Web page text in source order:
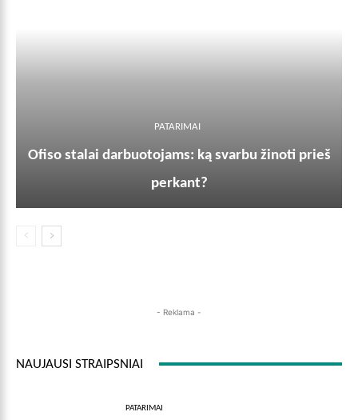
PATARIMAI
Ofiso stalai darbuotojams: ką svarbu žinoti prieš
perkant?
- Reklama -
NAUJAUSI STRAIPSNIAI
PATARIMAI